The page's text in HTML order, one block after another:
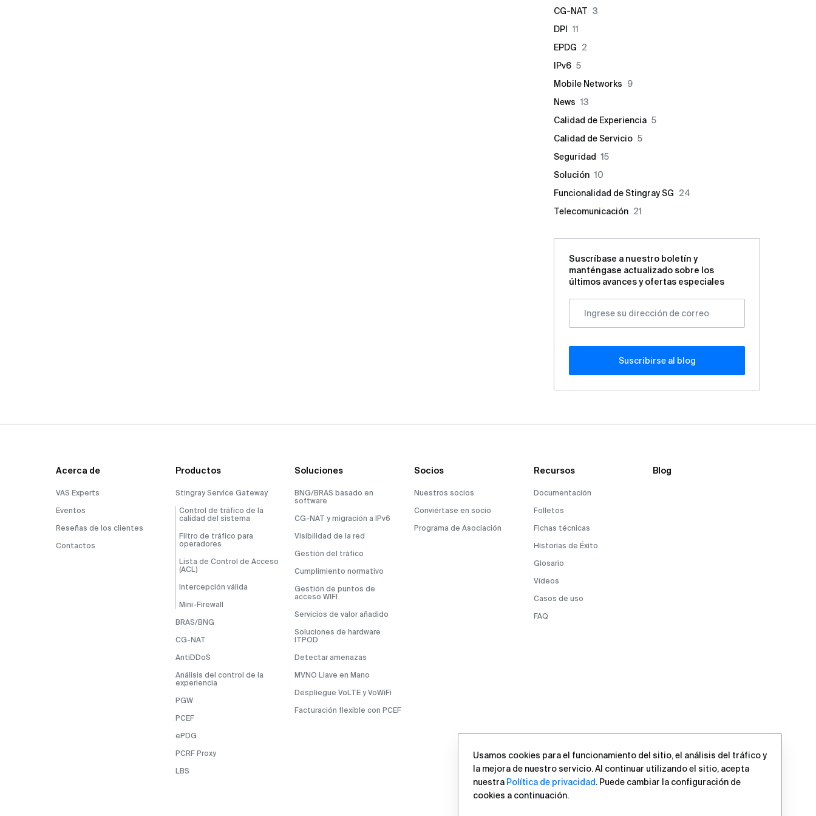
CG-NAT 3
DPI
11
EPDG
2
IPv6 5
Mobile Networks
9
News 13
Calidad de Experiencia 5
Calidad de Servicio 5
Seguridad
15
Solución 10
Funcionalidad de Stingray SG
24
Telecomunicación 21
Suscríbase a nuestro boletín y
manténgase actualizado sobre los
últimos avances y ofertas especiales
Suscribirse al blog
Acerca de
VAS Experts
Eventos
Reseñas de los clientes
Contactos
Productos
Stingray Service Gateway
Control de tráfico de la
calidad del sistema
Filtro de tráfico para
operadores
Lista de Control de Acceso
(ACL)
Intercepción válida
Mini-Firewall
BRAS/BNG
CG-NAT
AntiDDoS
Análisis del control de la
experiencia
PGW
PCEF
ePDG
PCRF Proxy
LBS
Soluciones
BNG/BRAS basado en
software
CG-NAT y migración a IPv6
Visibilidad de la red
Gestión del tráfico
Cumplimiento normativo
Gestión de puntos de
acceso WIFI
Servicios de valor añadido
Soluciones de hardware
ITPOD
Detectar amenazas
MVNO Llave en Mano
Despliegue VoLTE y VoWiFi
Facturación flexible con PCEF
Socios
Nuestros socios
Conviértase en socio
Programa de Asociación
Recursos
Documentación
Folletos
Fichas técnicas
Historias de Éxito
Glosario
Vídeos
Casos de uso
FAQ
Blog
Usamos cookies para el funcionamiento del sitio, el análisis del tráfico y
la mejora de nuestro servicio. Al continuar utilizando el sitio, acepta
nuestra Política de privacidad. Puede cambiar la configuración de
cookies a continuación.